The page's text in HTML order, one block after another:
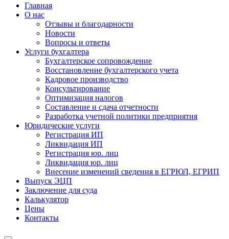
Главная
О нас
Отзывы и благодарности
Новости
Вопросы и ответы
Услуги бухгалтера
Бухгалтерское сопровождение
Восстановление бухгалтерского учета
Кадровое производство
Консультирование
Оптимизация налогов
Составление и сдача отчетности
Разработка учетной политики предприятия
Юридические услуги
Регистрация ИП
Ликвидация ИП
Регистрация юр. лиц
Ликвидация юр. лиц
Внесение изменений сведения в ЕГРЮЛ, ЕГРИП
Выпуск ЭЦП
Заключение для суда
Калькулятор
Цены
Контакты